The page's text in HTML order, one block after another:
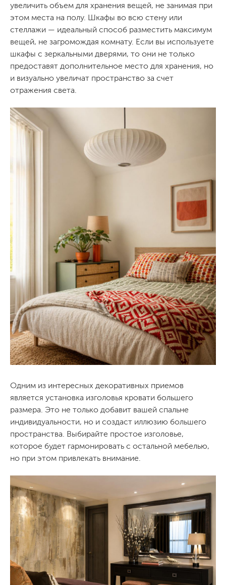
увеличить объем для хранения вещей, не занимая при
этом места на полу. Шкафы во всю стену или
стеллажи — идеальный способ разместить максимум
вещей, не загромождая комнату. Если вы используете
шкафы с зеркальными дверями, то они не только
предоставят дополнительное место для хранения, но
и визуально увеличат пространство за счет
отражения света.
Одним из интересных декоративных приемов
является установка изголовья кровати большего
размера. Это не только добавит вашей спальне
индивидуальности, но и создаст иллюзию большего
пространства. Выбирайте простое изголовье,
которое будет гармонировать с остальной мебелью,
но при этом привлекать внимание.